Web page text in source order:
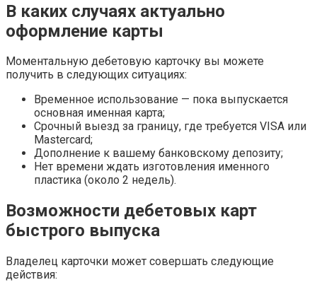
В каких случаях актуально
оформление карты
Моментальную дебетовую карточку вы можете
получить в следующих ситуациях:
Временное использование — пока выпускается
основная именная карта;
Срочный выезд за границу, где требуется VISA или
Mastercard;
Дополнение к вашему банковскому депозиту;
Нет времени ждать изготовления именного
пластика (около 2 недель).
Возможности дебетовых карт
быстрого выпуска
Владелец карточки может совершать следующие
действия: